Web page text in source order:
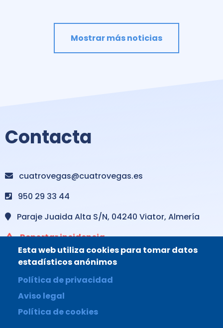
Esta web utiliza cookies para tomar datos
estadísticos anónimos
Política de privacidad
Aviso legal
Política de cookies
Mostrar más noticias
Contacta
cuatrovegas@cuatrovegas.es
950 29 33 44
Paraje Juaida Alta S/N, 04240 Viator, Almería
Reportar incidencia